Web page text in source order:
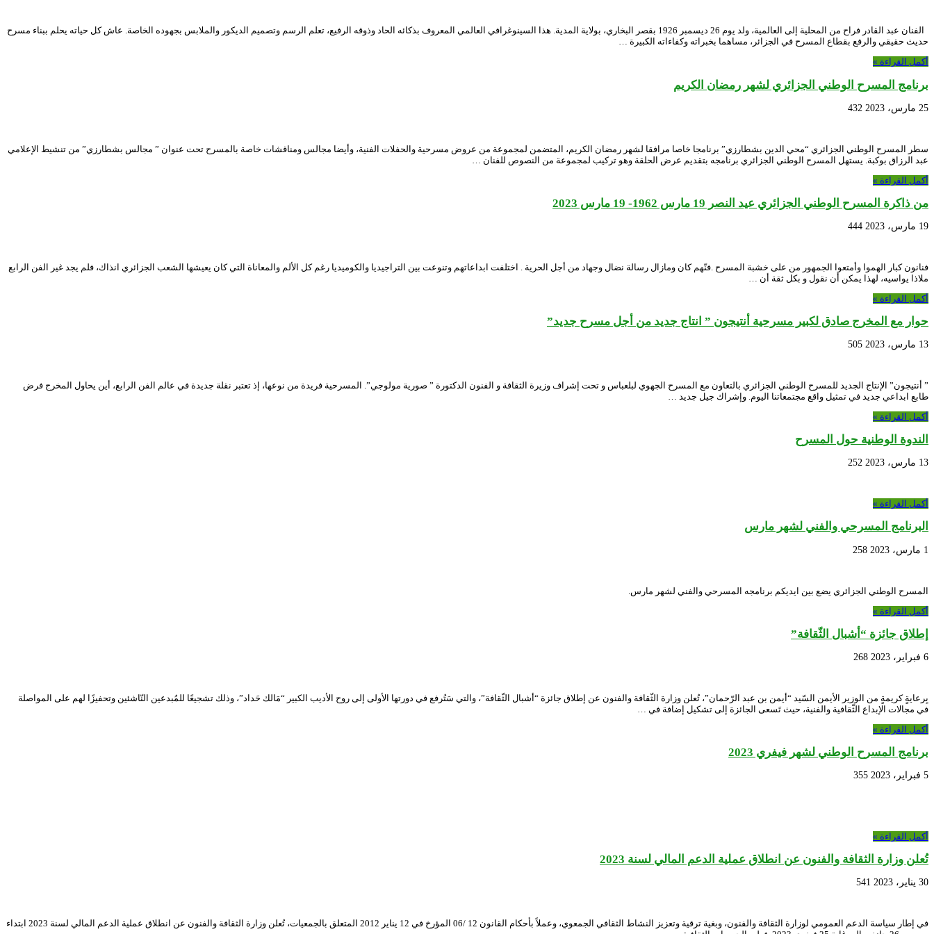
الفنان عبد القادر فراح من المحلية إلى العالمية، ولد يوم 26 ديسمبر 1926 بقصر البخاري، بولاية المدية. هذا السينوغرافي العالمي المعروف بذكائه الحاد وذوقه الرفيع، تعلم الرسم وتصميم الديكور والملابس بجهوده الخاصة. عاش كل حياته يحلم ببناء مسرح
حديث حقيقي والرفع بقطاع المسرح في الجزائر، مساهما بخبراته وكفاءاته الكبيرة …
أكمل القراءة »
برنامج المسرح الوطني الجزائري لشهر رمضان الكريم
25 مارس، 2023 432
سطر المسرح الوطني الجزائري “محي الدين بشطارزي” برنامجا خاصا مرافقا لشهر رمضان الكريم، المتضمن لمجموعة من عروض مسرحية والحفلات الفنية، وأيضا مجالس ومناقشات خاصة بالمسرح تحت عنوان ” مجالس بشطارزي” من تنشيط الإعلامي
عبد الرزاق بوكبة. يستهل المسرح الوطني الجزائري برنامجه بتقديم عرض الحلقة وهو تركيب لمجموعة من النصوص للفنان …
أكمل القراءة »
من ذاكرة المسرح الوطني الجزائري عيد النصر 19 مارس 1962- 19 مارس 2023
19 مارس، 2023 444
فنانون كبار الهموا وأمتعوا الجمهور من على خشبة المسرح .فنّهم كان ومازال رسالة نضال وجهاد من أجل الحرية . اختلفت ابداعاتهم وتنوعت بين التراجيديا والكوميديا رغم كل الألم والمعاناة التي كان يعيشها الشعب الجزائري انذاك، فلم يجد غير الفن الرابع
ملاذا يواسيه، لهذا يمكن أن نقول و بكل ثقة أن …
أكمل القراءة »
حوار مع المخرج صادق لكبير مسرحية أنتيجون ” انتاج جديد من أجل مسرح جديد”
13 مارس، 2023 505
” أنتيجون” الإنتاج الجديد للمسرح الوطني الجزائري بالتعاون مع المسرح الجهوي لبلعباس و تحت إشراف وزيرة الثقافة و الفنون الدكتورة ” صورية مولوجي”. المسرحية فريدة من نوعها، إذ تعتبر نقلة جديدة في عالم الفن الرابع، أين يحاول المخرج فرض
طابع ابداعي جديد في تمثيل واقع مجتمعاتنا اليوم. وإشراك جيل جديد …
أكمل القراءة »
الندوة الوطنية حول المسرح
13 مارس، 2023 252
أكمل القراءة »
البرنامج المسرحي والفني لشهر مارس
1 مارس، 2023 258
المسرح الوطني الجزائري يضع بين ايديكم برنامجه المسرحي والفني لشهر مارس.
أكمل القراءة »
إطلاق جائزة “أشبال الثّقافة”
6 فبراير، 2023 268
بِرعايةٍ كريمةٍ من الوزير الأيمن السّيد “أيمن بن عبد الرّحمان”، تُعلن وزارة الثّقافة والفنون عن إطلاق جائزة “أشبال الثّقافة”، والتي سَتُرفع في دورتها الأولى إلى روح الأديب الكبير “مَالك حَداد”، وذلك تشجيعًا للمُبدعين النّاشئين وتحفيزًا لهم على المواصلة
في مجالات الإبداع الثّقافية والفنية، حيث تَسعى الجائزة إلى تشكيل إضافة في …
أكمل القراءة »
برنامج المسرح الوطني لشهر فيفري 2023
5 فبراير، 2023 355
أكمل القراءة »
تُعلن وزارة الثقافة والفنون عن انطلاق عملية الدعم المالي لسنة 2023
30 يناير، 2023 541
في إطار سياسة الدعم العمومي لوزارة الثقافة والفنون، وبغية ترقية وتعزيز النشاط الثقافي الجمعوي، وعملاً بأحكام القانون 12 /06 المؤرخ في 12 يناير 2012 المتعلق بالجمعيات، تُعلن وزارة الثقافة والفنون عن انطلاق عملية الدعم المالي لسنة 2023 ابتداء